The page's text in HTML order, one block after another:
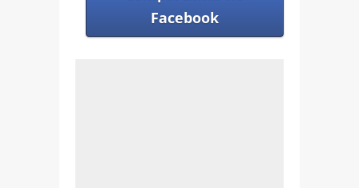
Facebook